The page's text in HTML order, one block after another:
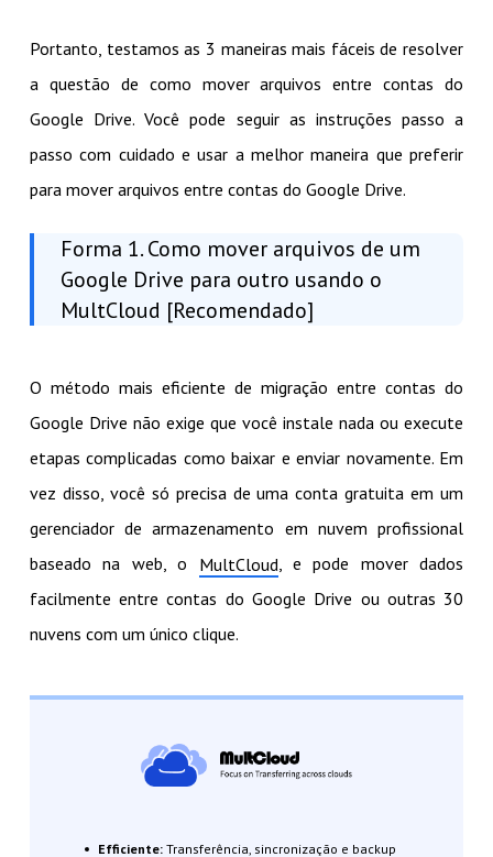
Portanto, testamos as 3 maneiras mais fáceis de resolver
a questão de como mover arquivos entre contas do
Google Drive. Você pode seguir as instruções passo a
passo com cuidado e usar a melhor maneira que preferir
para mover arquivos entre contas do Google Drive.
Forma 1. Como mover arquivos de um
Google Drive para outro usando o
MultCloud [Recomendado]
O método mais eficiente de migração entre contas do
Google Drive não exige que você instale nada ou execute
etapas complicadas como baixar e enviar novamente. Em
vez disso, você só precisa de uma conta gratuita em um
gerenciador de armazenamento em nuvem profissional
baseado na web, o MultCloud, e pode mover dados
facilmente entre contas do Google Drive ou outras 30
nuvens com um único clique.
Efficiente:Transferência, sincronização e backup